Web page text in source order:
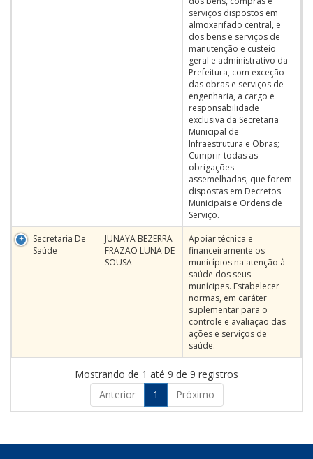
serviços dispostos em
almoxarifado central, e
dos bens e serviços de
manutenção e custeio
geral e administrativo da
Prefeitura, com exceção
das obras e serviços de
engenharia, a cargo e
responsabilidade
exclusiva da Secretaria
Municipal de
Infraestrutura e Obras;
Cumprir todas as
obrigações
assemelhadas, que forem
dispostas em Decretos
Municipais e Ordens de
Serviço.
Secretaria De
Saúde
JUNAYA BEZERRA
FRAZAO LUNA DE
SOUSA
Apoiar técnica e
financeiramente os
municípios na atenção à
saúde dos seus
munícipes. Estabelecer
normas, em caráter
suplementar para o
controle e avaliação das
ações e serviços de
saúde.
Mostrando de 1 até 9 de 9 registros
Anterior
1 Próximo